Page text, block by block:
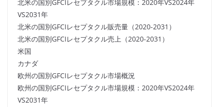
北米の国別GFCIレセプタクル市場規模：2020年VS2024年
VS2031年
北米の国別GFCIレセプタクル販売量（2020-2031）
北米の国別GFCIレセプタクル売上（2020-2031）
米国
カナダ
欧州の国別GFCIレセプタクル市場概況
欧州の国別GFCIレセプタクル市場規模：2020年VS2024年
VS2031年